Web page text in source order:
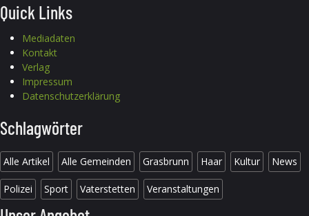
Quick Links
Mediadaten
Kontakt
Verlag
Impressum
Datenschutzerklärung
Schlagwörter
Alle Artikel Alle Gemeinden Grasbrunn Haar Kultur News
Polizei Sport Vaterstetten Veranstaltungen